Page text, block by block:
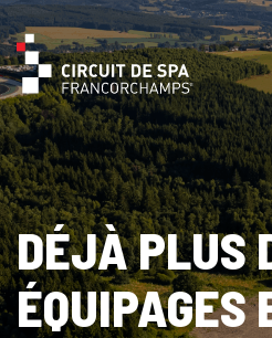
DÉJÀ PLUS
ÉQUIPAGES